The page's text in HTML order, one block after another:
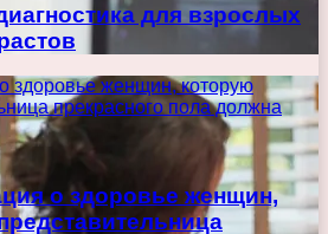
для взрослых
здоровье женщин, которую
прекрасного пола должна
о здоровье женщин,